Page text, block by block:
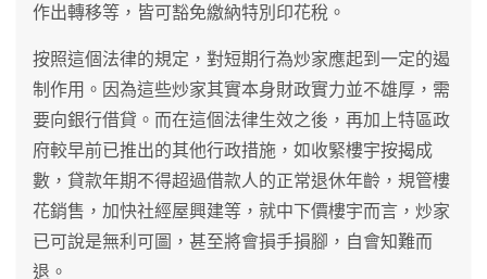
作出轉移等，皆可豁免繳納特別印花稅。
按照這個法律的規定，對短期行為炒家應起到一定的遏
制作用。因為這些炒家其實本身財政實力並不雄厚，需
要向銀行借貸。而在這個法律生效之後，再加上特區政
府較早前已推出的其他行政措施，如收緊樓宇按揭成
數，貸款年期不得超過借款人的正常退休年齡，規管樓
花銷售，加快社經屋興建等，就中下價樓宇而言，炒家
已可說是無利可圖，甚至將會損手損腳，自會知難而
退。